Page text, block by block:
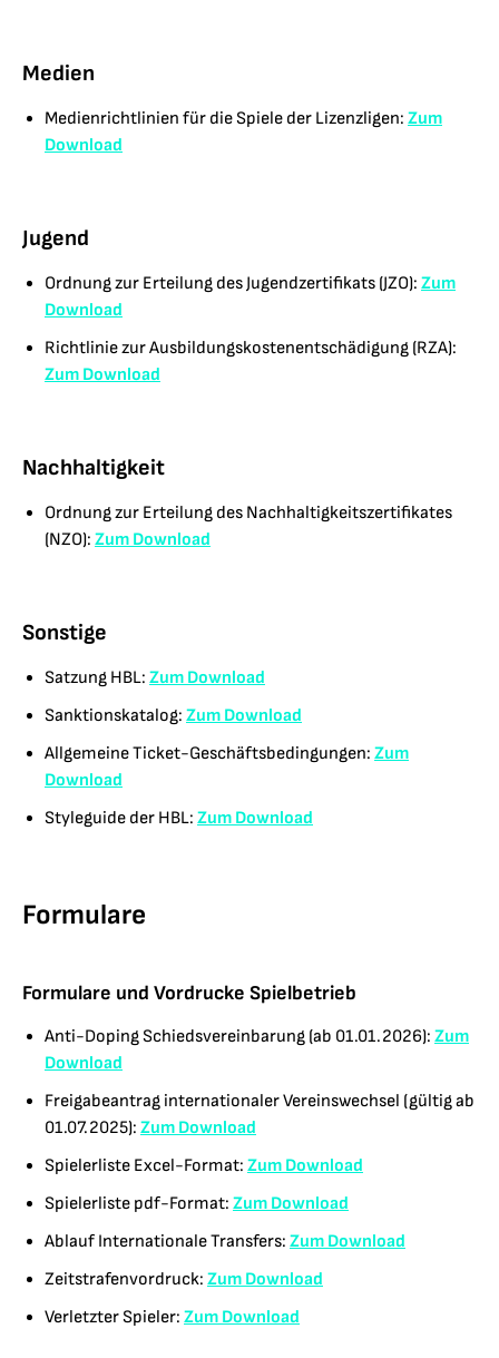
Medien
Medienrichtlinien für die Spiele der Lizenzligen: Zum
Download
Jugend
Ordnung zur Erteilung des Jugendzertifikats (JZO): Zum
Download
Richtlinie zur Ausbildungskostenentschädigung (RZA):
Zum Download
Nachhaltigkeit
Ordnung zur Erteilung des Nachhaltigkeitszertifikates
(NZO): Zum Download
Sonstige
Satzung HBL: Zum Download
Sanktionskatalog: Zum Download
Allgemeine Ticket-Geschäftsbedingungen: Zum
Download
Styleguide der HBL: Zum Download
Formulare
Formulare und Vordrucke Spielbetrieb
Anti-Doping Schiedsvereinbarung (ab 01.01.2026): Zum
Download
Freigabeantrag internationaler Vereinswechsel (gültig ab
01.07.2025): Zum Download
Spielerliste Excel-Format: Zum Download
Spielerliste pdf-Format: Zum Download
Ablauf Internationale Transfers: Zum Download
Zeitstrafenvordruck: Zum Download
Verletzter Spieler: Zum Download